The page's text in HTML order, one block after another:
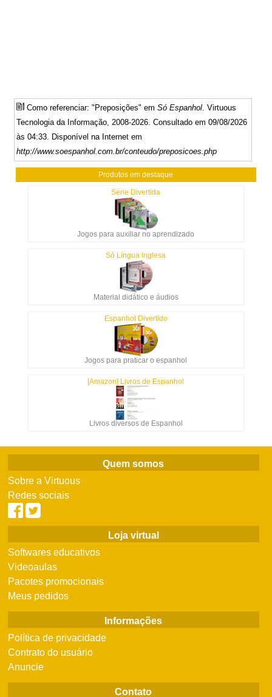
Como referenciar: "Preposições" emSó Espanhol . Virtuous
Tecnologia da Informação, 2008-2026. Consultado em 09/08/2026
às 04:33. Disponível na Internet em
http://www.soespanhol.com.br/conteudo/preposicoes.php
Produtos em destaque
Série Divertida
Jogos para auxiliar no aprendizado
Só Língua Inglesa
Material didático e áudios
Espanhol Divertido
Jogos para praticar o espanhol
[Amazon] Livros de Espanhol
Livros diversos de Espanhol
Quem somos
Sobre a Virtuous
Redes sociais
Loja virtual
Softwares educativos
Videoaulas
Pacotes promocionais
Meus pedidos
Informações
Política de privacidade
Contrato do usuário
Anuncie
Contato